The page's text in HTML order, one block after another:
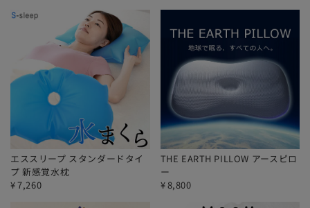
エススリープ スタンダードタイ
プ 新感覚水枕
¥ 7,260
THE EARTH PILLOW アースピロ
ー
¥8,800